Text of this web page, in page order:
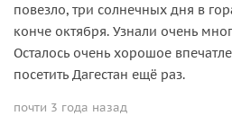
повезло, три солнечных дня в
конче октября. Узнали очень
Осталось очень хорошое
посетить Дагестан ещё раз.
почти 3 года назад